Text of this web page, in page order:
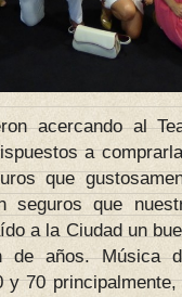
acercando al
a
que
seguros que
a la Ciudad un
de años. Música
y 70